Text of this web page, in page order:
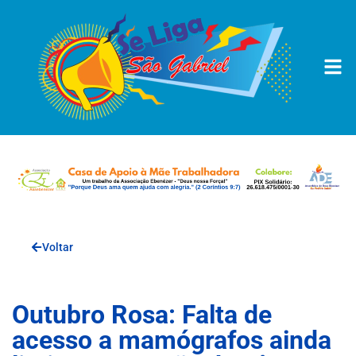
Voltar
Outubro Rosa: Falta de
acesso a mamógrafos ainda